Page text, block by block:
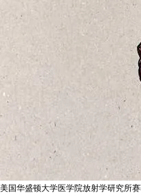
美国华盛顿大学医学院放射学研究所